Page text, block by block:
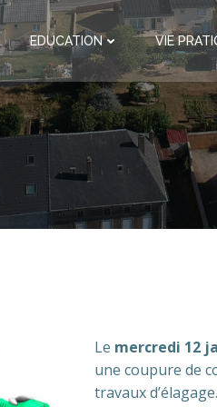
EDUCATION VIE
Le mercredi 12
une coupure de
travaux